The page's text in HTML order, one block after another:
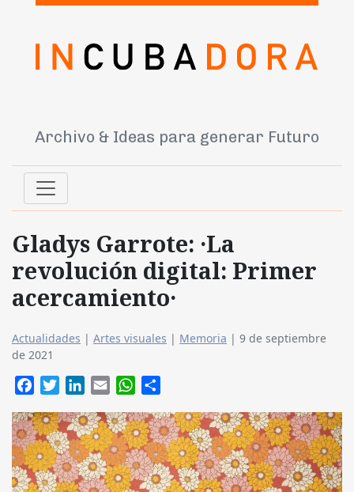
Archivo & Ideas para generar Futuro
Gladys Garrote: ·La
revolución digital: Primer
acercamiento·
Actualidades | Artes visuales | Memoria | 9 de septiembre
de 2021
FacebookTwitterLinkedIn
Email WhatsApp